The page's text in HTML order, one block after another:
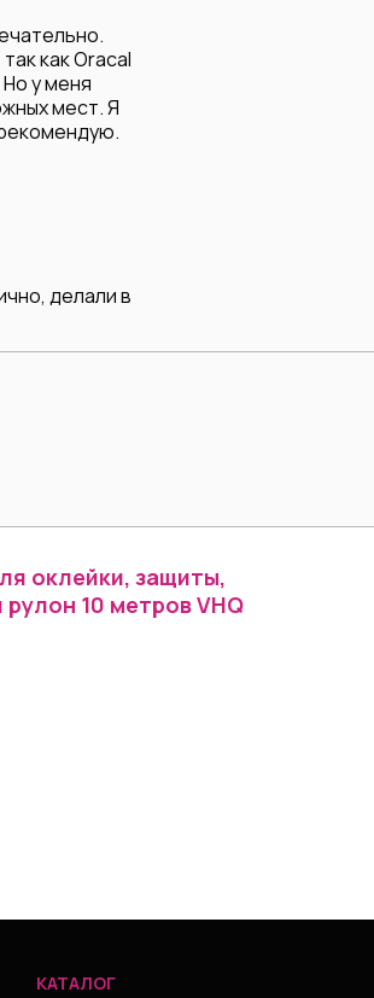
как Oracal
у меня
мест. Я
делали в
оклейки, защиты,
10 метров VHQ
КАТАЛОГ